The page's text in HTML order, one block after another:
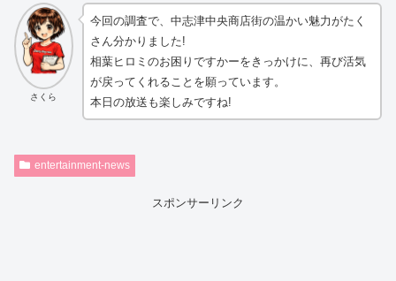
さくら
今回の調査で、中志津中央商店街の温かい魅力がたく
さん分かりました!
相葉ヒロミのお困りですかーをきっかけに、再び活気
が戻ってくれることを願っています。
本日の放送も楽しみですね!
entertainment-news
スポンサーリンク